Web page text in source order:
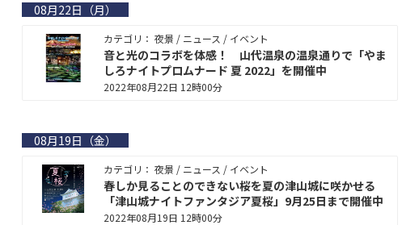
08月22日（月）
カテゴリ： 夜景 / ニュース / イベント
音と光のコラボを体感！ 山代温泉の温泉通りで「やま
しろナイトプロムナード 夏 2022」を開催中
2022年08月22日 12時00分
08月19日（金）
カテゴリ： 夜景 / ニュース / イベント
春しか見ることのできない桜を夏の津山城に咲かせる
「津山城ナイトファンタジア夏桜」9月25日まで開催中
2022年08月19日 12時00分